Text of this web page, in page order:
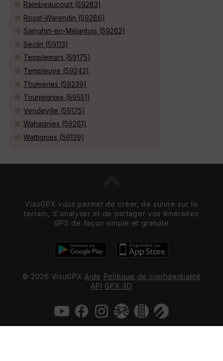
Raimbeaucourt (59283)
Roost-Warendin (59286)
Sainghin-en-Mélantois (59262)
Seclin (59113)
Templemars (59175)
Templeuve (59242)
Thumeries (59239)
Tourmignies (59551)
Vendeville (59175)
Wahagnies (59261)
Wattignies (59139)
VisuGPX vous permet de créer, de suivre sur le
terrain, d'analyser et de partager vos itinéraires
GPS de façon simple et gratuite
© 2026 VisuGPX Aide Politique de confidentialité
API GPX 3D